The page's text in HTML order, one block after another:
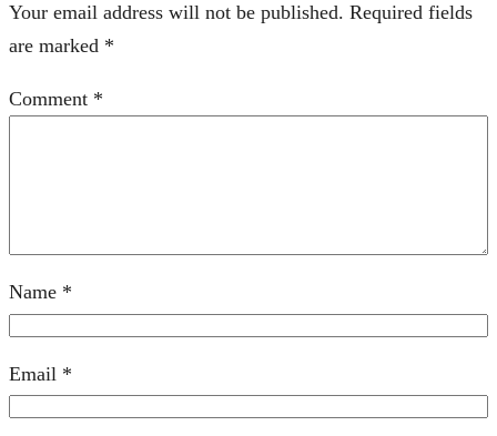
Your email address will not be published. Required fields
are marked *
Comment *
Name *
Email *